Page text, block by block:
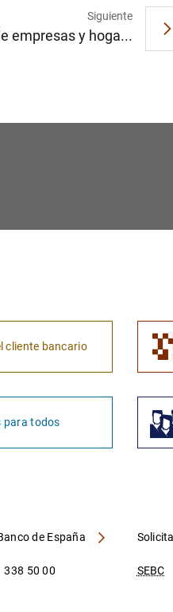
Siguiente
empresas y hoga...
cliente bancario
para todos
de España
SEBC
338 50 00